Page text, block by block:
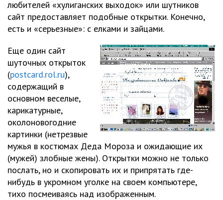
любителей «хулиганских выходок» или шутников
сайт предоставляет подобные открытки. Конечно,
есть и «серьезные»: с елками и зайцами.
Еще один сайт
шуточных открыток
(postcard.rol.ru),
содержащий в
основном веселые,
карикатурные,
околоновогодние
картинки (нетрезвые
мужья в костюмах Деда Мороза и ожидающие их
(мужей) злобные жены). Открытки можно не только
послать, но и скопировать их и припрятать где-
нибудь в укромном уголке на своем компьютере,
тихо посмеиваясь над изображенным.